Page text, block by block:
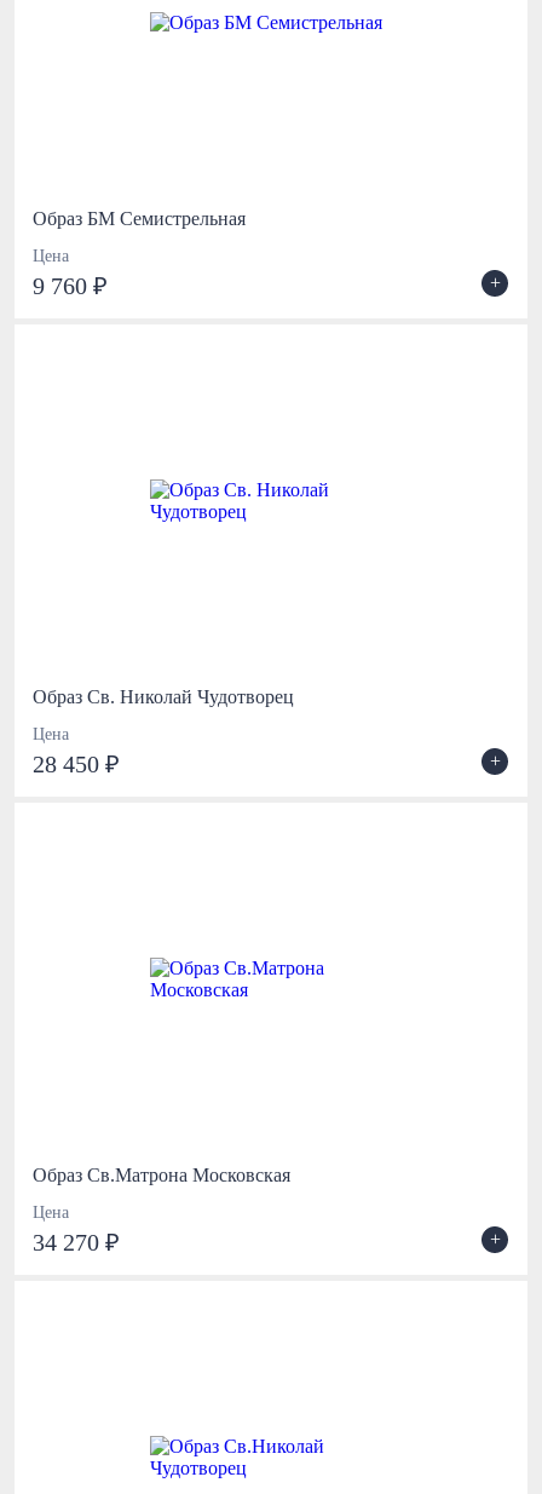
Образ БМ Семистрельная
Цена
9 760 ₽ +
Образ Св. Николай Чудотворец
Цена
28 450 ₽ +
Образ Св.Матрона Московская
Цена
34 270 ₽ +